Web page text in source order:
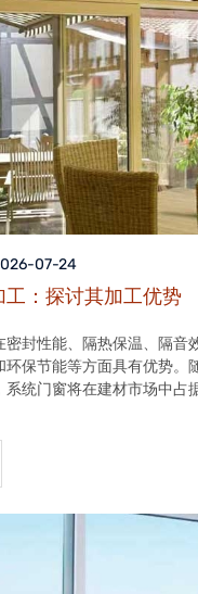
07-24
：探讨其加工优势
封性能、隔热保温、隔音
环保节能等方面具有优势。
系统门窗将在建材市场中占